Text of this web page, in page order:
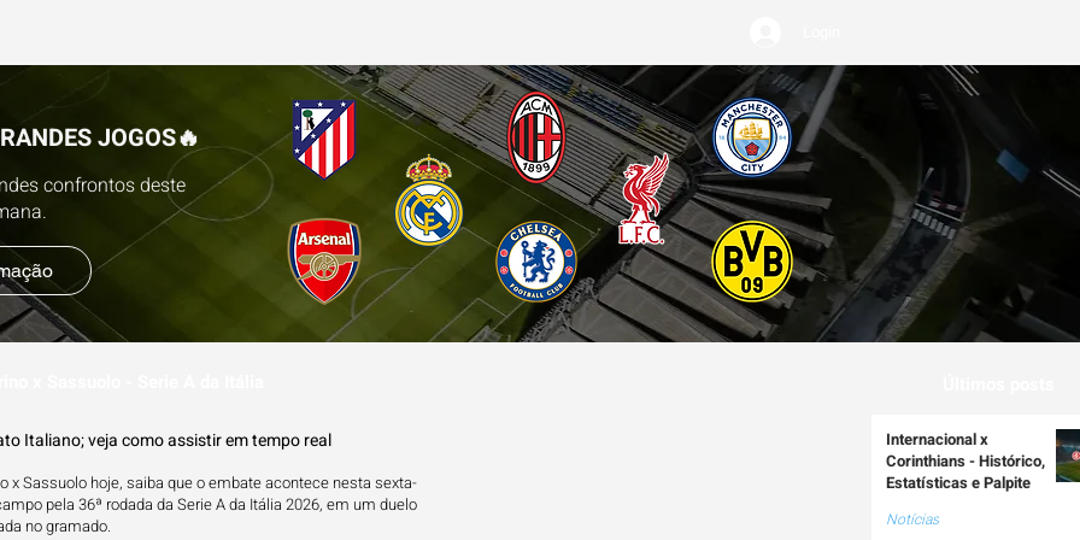
JOGOS🔥
confrontos deste
Italiano; veja como assistir em tempo real
x Sassuolo hoje, saiba que o embate acontece nesta sexta-
pela 36ª rodada da Serie A da Itália 2026, em um duelo
no gramado.
Internacional x
Corinthians - Histórico,
Estatísticas e Palpite
Notícias